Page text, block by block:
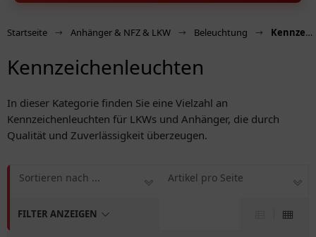
Startseite Anhänger & NFZ & LKW Beleuchtung Kennzeichenleuchten
Kennzeichenleuchten
In dieser Kategorie finden Sie eine Vielzahl an
Kennzeichenleuchten für LKWs und Anhänger, die durch
Qualität und Zuverlässigkeit überzeugen.
FILTER ANZEIGEN
Sortieren nach ... Artikel pro Seite